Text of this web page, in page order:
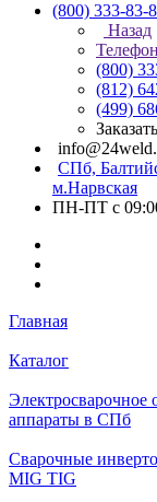
(800) 333-83-
Назад
(800)
(812)
(499)
СПб,
м.Нарвская
ПН-ПТ с
Главная
Каталог
Электросварочное
аппараты в СПб
Сварочные
MIG TIG